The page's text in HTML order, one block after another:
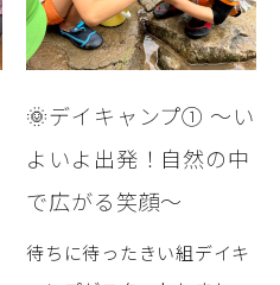
🌞デイキャンプ① ～い
よいよ出発！自然の中
で広がる笑顔～
待ちに待ったきい組デイキ